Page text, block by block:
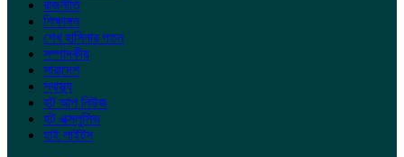
রাজনীতি
শিক্ষাঙ্গন
শেখ হাসিনার পতন
সম্পাদকীয়
সারাদেশ
স্বাস্থ্য
হট আপ নিউজ
হট এক্সলুসিভ
হাই লাইটস